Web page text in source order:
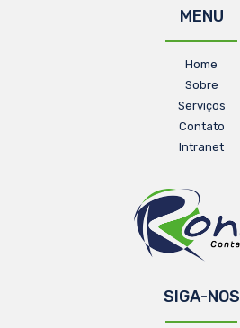
MENU
Home
Sobre
Serviços
Contato
Intranet
SIGA-NOS